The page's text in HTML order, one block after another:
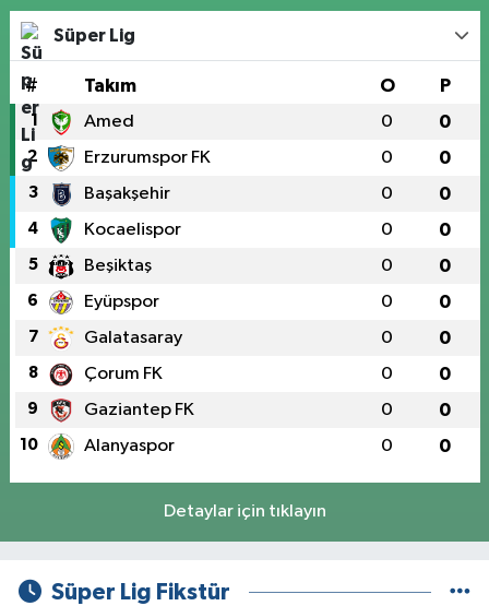
Süper Lig
# Takım O P
1 Amed 0 0
2 Erzurumspor FK 0 0
3 Başakşehir 0 0
4 Kocaelispor 0 0
5 Beşiktaş 0 0
6 Eyüpspor 0 0
7 Galatasaray 0 0
8 Çorum FK 0 0
9 Gaziantep FK 0 0
10 Alanyaspor 0 0
Detaylar için tıklayın
Süper Lig Fikstür